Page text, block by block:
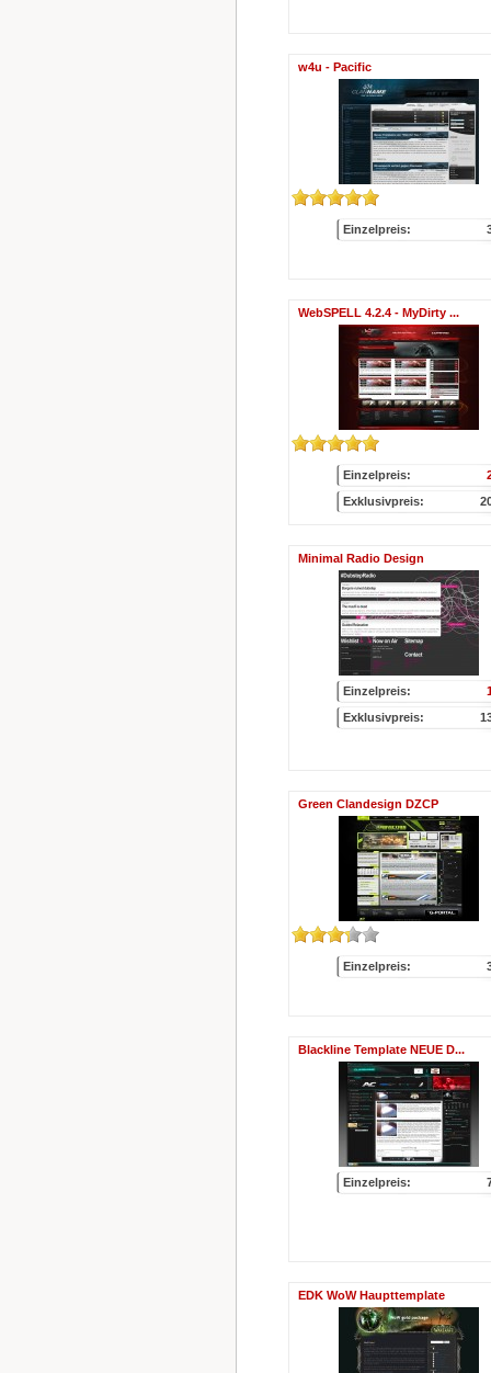
w4u - Pacific
Einzelpreis:
WebSPELL 4.2.4 - MyDirty ...
Einzelpreis:
Exklusivpreis:
Minimal Radio Design
Einzelpreis:
Exklusivpreis:
Green Clandesign DZCP
Einzelpreis:
Blackline Template NEUE D...
Einzelpreis:
EDK WoW Haupttemplate